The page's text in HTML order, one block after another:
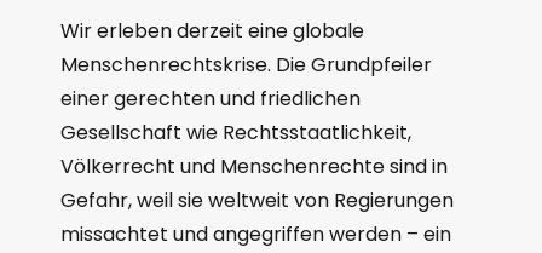
Wir erleben derzeit eine globale
Menschenrechtskrise. Die Grundpfeiler
einer gerechten und friedlichen
Gesellschaft wie Rechtsstaatlichkeit,
Völkerrecht und Menschenrechte sind in
Gefahr, weil sie weltweit von Regierungen
missachtet und angegriffen werden – ein